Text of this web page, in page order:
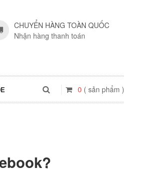
CHUYỂN HÀNG TOÀN QUỐC
Nhận hàng thanh toán
0 ( sản phẩm )